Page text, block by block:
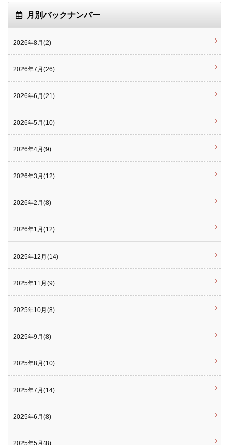
月別バックナンバー
2026年8月(2)
2026年7月(26)
2026年6月(21)
2026年5月(10)
2026年4月(9)
2026年3月(12)
2026年2月(8)
2026年1月(12)
2025年12月(14)
2025年11月(9)
2025年10月(8)
2025年9月(8)
2025年8月(10)
2025年7月(14)
2025年6月(8)
2025年5月(8)